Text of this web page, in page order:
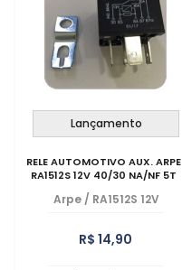
MAIOR PREÇO
A - Z
Lançamento
RELE AUTOMOTIVO AUX. ARPE
RA1512S 12V 40/30 NA/NF 5T
Arpe / RA1512S 12V
R$ 14,90